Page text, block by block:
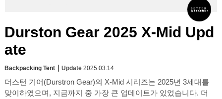
Durston Gear 2025 X-Mid Upd
ate
Backpacking Tent Update 2025.03.14
더스턴 기어(Durstron Gear)의 X-Mid 시리즈는 2025년 3세대를
맞이하였으며, 지금까지 중 가장 큰 업데이트가 있었습니다. 더